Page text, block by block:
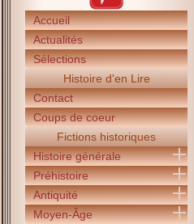
Accueil
Actualités
Sélections
Histoire d'en Lire
Contact
Coups de coeur
Fictions historiques
Histoire générale
Préhistoire
Antiquité
Moyen-Âge